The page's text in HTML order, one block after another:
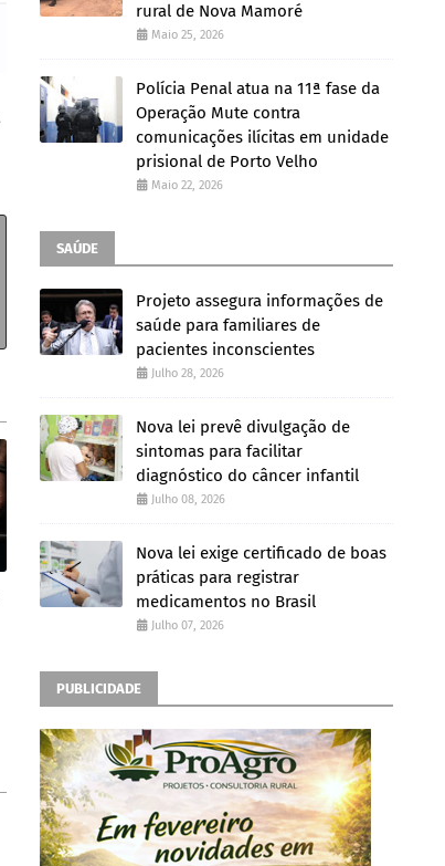
rural de Nova Mamoré
Maio 25, 2026
Polícia Penal atua na 11ª fase da
Operação Mute contra
comunicações ilícitas em unidade
prisional de Porto Velho
Maio 22, 2026
SAÚDE
Projeto assegura informações de
saúde para familiares de
pacientes inconscientes
Julho 28, 2026
Nova lei prevê divulgação de
sintomas para facilitar
diagnóstico do câncer infantil
Julho 08, 2026
Nova lei exige certificado de boas
práticas para registrar
medicamentos no Brasil
Julho 07, 2026
PUBLICIDADE